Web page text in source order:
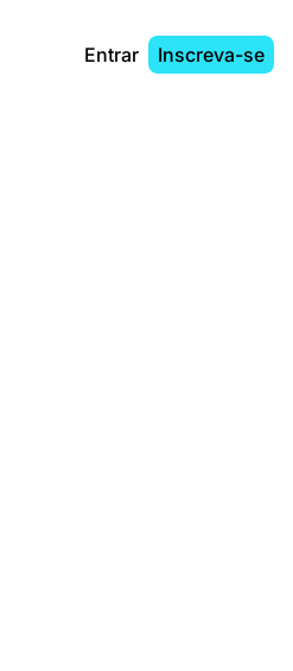
Entrar Inscreva-se